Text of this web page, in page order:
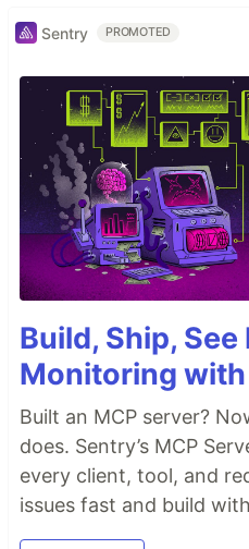
Sentry PROMOTED
Build, Ship, See
Monitoring
Built an MCP server?
does. Sentry’s MCP
every client, tool, and
issues fast and build